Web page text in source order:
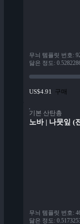
무늬 템플릿 번호:
닳은 정도:
US$4.91 구매
기본 산탄총
노바 | 나뭇잎 (
무늬 템플릿 번호:
닳은 정도: